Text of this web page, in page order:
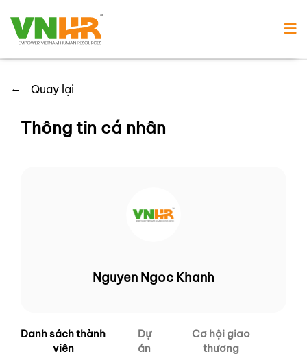
← Quay lại
Thông tin cá nhân
Nguyen Ngoc Khanh
Danh sách thành
viên
Dự
án
Cơ hội giao
thương